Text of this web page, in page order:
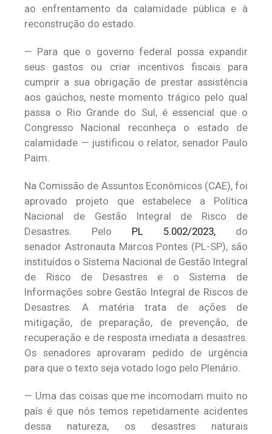
ao enfrentamento da calamidade pública e à
reconstrução do estado.
— Para que o governo federal possa expandir
seus gastos ou criar incentivos fiscais para
cumprir a sua obrigação de prestar assistência
aos gaúchos, neste momento trágico pelo qual
passa o Rio Grande do Sul, é essencial que o
Congresso Nacional reconheça o estado de
calamidade — justificou o relator, senador Paulo
Paim.
Na Comissão de Assuntos Econômicos (CAE), foi
aprovado projeto que estabelece a Política
Nacional de Gestão Integral de Risco de
Desastres. Pelo PL 5.002/2023, do
senador Astronauta Marcos Pontes (PL-SP), são
instituídos o Sistema Nacional de Gestão Integral
de Risco de Desastres e o Sistema de
Informações sobre Gestão Integral de Riscos de
Desastres. A matéria trata de ações de
mitigação, de preparação, de prevenção, de
recuperação e de resposta imediata a desastres.
Os senadores aprovaram pedido de urgência
para que o texto seja votado logo pelo Plenário.
— Uma das coisas que me incomodam muito no
país é que nós temos repetidamente acidentes
dessa natureza, os desastres naturais